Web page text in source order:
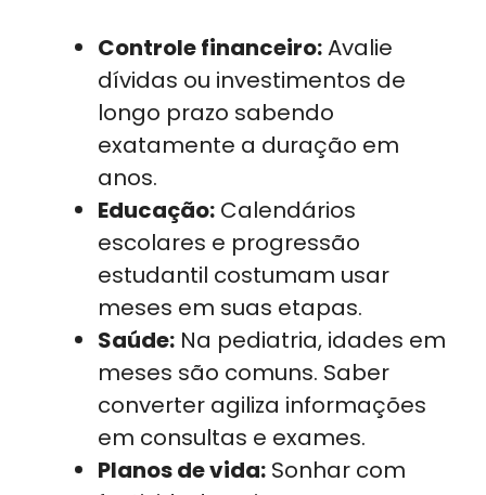
Controle financeiro:Avalie
dívidas ou investimentos de
longo prazo sabendo
exatamente a duração em
anos.
Educação: Calendários
escolares e progressão
estudantil costumam usar
meses em suas etapas.
Saúde: Na pediatria, idades em
meses são comuns. Saber
converter agiliza informações
em consultas e exames.
Planos de vida: Sonhar com